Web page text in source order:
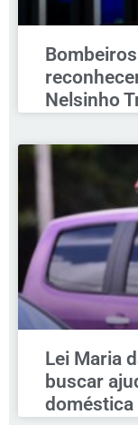
Nelsinho
Lei Maria
buscar